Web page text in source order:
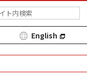
English